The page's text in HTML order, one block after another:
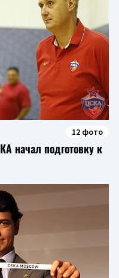
12 фото
начал подготовку к